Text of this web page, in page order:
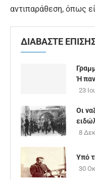
αντιπαράθεση, όπως
ΔΙΑΒΑΣΤΕ
Ἡ
23
Οι
8
Υπό
30